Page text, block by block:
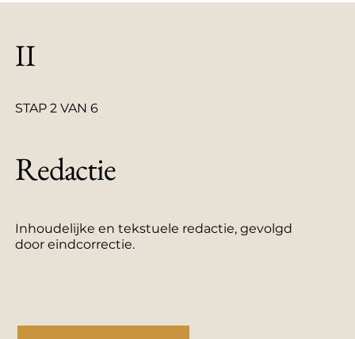
II
STAP 2 VAN 6
Redactie
Inhoudelijke en tekstuele redactie, gevolgd
door eindcorrectie.